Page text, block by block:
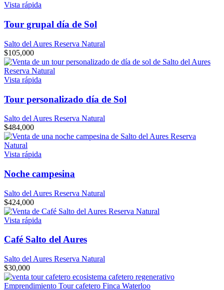
Vista rápida
Tour grupal día de Sol
Salto del Aures Reserva Natural
$105,000
Vista rápida
Tour personalizado día de Sol
Salto del Aures Reserva Natural
$484,000
Vista rápida
Noche campesina
Salto del Aures Reserva Natural
$424,000
Vista rápida
Café Salto del Aures
Salto del Aures Reserva Natural
$30,000